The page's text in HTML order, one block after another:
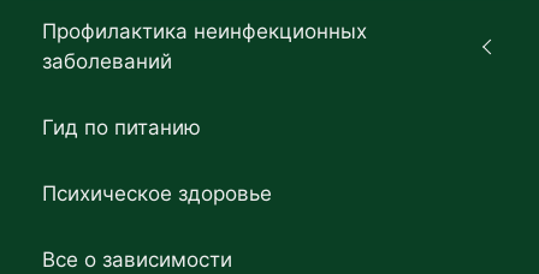
Профилактика неинфекционных
заболеваний
Гид по питанию
Психическое здоровье
Все о зависимости